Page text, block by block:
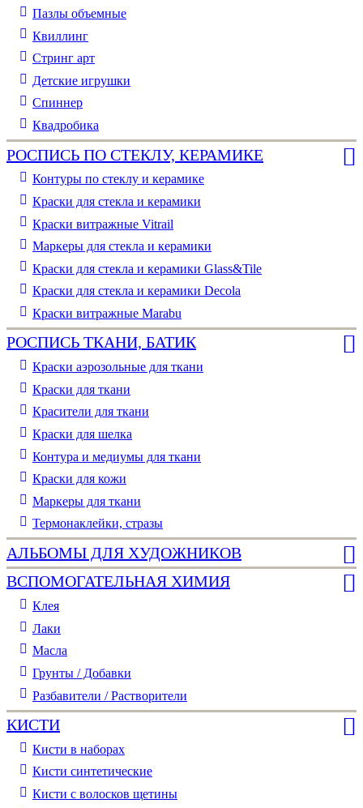
Пазлы объемные
Квиллинг
Стринг арт
Детские игрушки
Спиннер
Квадробика
РОСПИСЬ ПО СТЕКЛУ, КЕРАМИКЕ
Контуры по стеклу и керамике
Краски для стекла и керамики
Краски витражные Vitrail
Маркеры для стекла и керамики
Краски для стекла и керамики Glass&Tile
Краски для стекла и керамики Decola
Краски витражные Marabu
РОСПИСЬ ТКАНИ, БАТИК
Краски аэрозольные для ткани
Краски для ткани
Красители для ткани
Краски для шелка
Контура и медиумы для ткани
Краски для кожи
Маркеры для ткани
Термонаклейки, стразы
АЛЬБОМЫ ДЛЯ ХУДОЖНИКОВ
ВСПОМОГАТЕЛЬНАЯ ХИМИЯ
Клея
Лаки
Масла
Грунты / Добавки
Разбавители / Растворители
КИСТИ
Кисти в наборах
Кисти синтетические
Кисти с волосков щетины